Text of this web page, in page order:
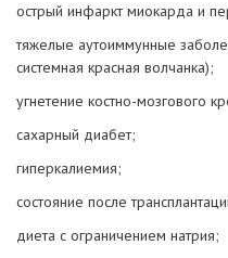
острый инфаркт миокарда и
тяжелые аутоиммунные
системная красная волчанка);
угнетение костно-мозгового
сахарный диабет;
гиперкалиемия;
состояние после
диета с ограничением натрия;